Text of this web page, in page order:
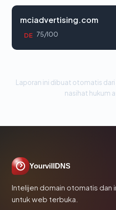
mciadvertising.com
DE 75/100
Laporan ini dibuat otomatis dari
nasihat hukum
YourvillDNS
Intelijen domain otomatis dan
untuk web terbuka.